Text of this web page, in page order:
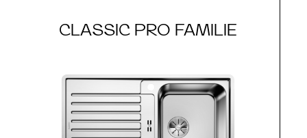
CLASSIC PRO FAMILIE